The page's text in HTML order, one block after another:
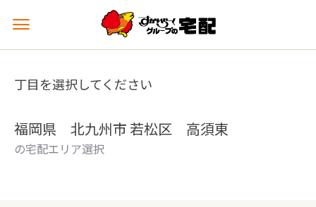
メ
ュ
を
丁目を選択してください
福岡県 北九州市 若松区 高須東
の宅配エリア選択